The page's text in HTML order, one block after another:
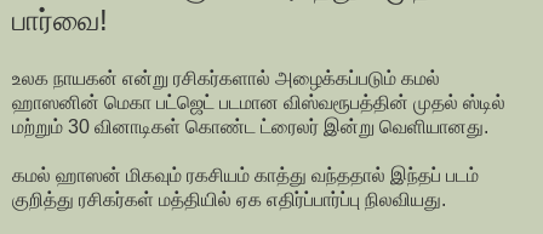
பார்வை!
உலக நாயகன் என்று ரசிகர்களால் அழைக்கப்படும் கமல்
ஹாஸனின் மெகா பட்ஜெட் படமான விஸ்வரூபத்தின் முதல் ஸ்டில்
மற்றும் 30 வினாடிகள் கொண்ட ட்ரைலர் இன்று வெளியானது.
கமல் ஹாஸன் மிகவும் ரகசியம் காத்து வந்ததால் இந்தப் படம்
குறித்து ரசிகர்கள் மத்தியில் ஏக எதிர்ப்பார்ப்பு நிலவியது.